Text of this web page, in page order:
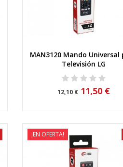
Vista rápida
MAN3120 Mando Universal
Televisión LG
12,10 € 11,50 €
¡EN OFERTA!